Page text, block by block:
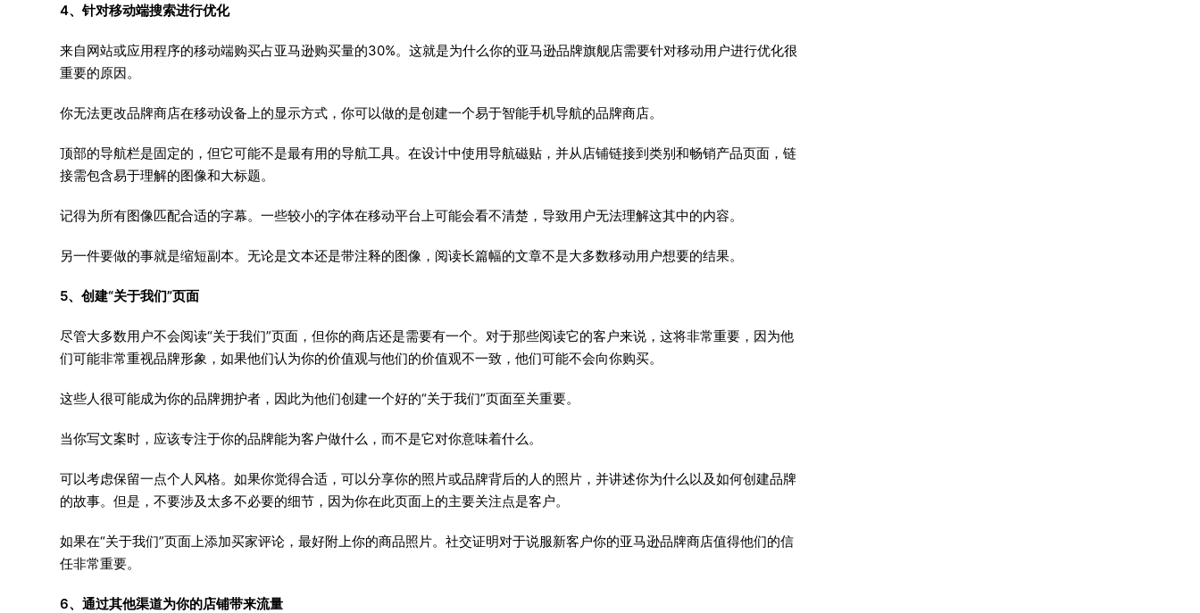
4、针对移动端搜索进行优化
来自网站或应用程序的移动端购买占亚马逊购买量的30%。这就是为什么你的亚马逊品牌旗舰店需要针对移动用户进行优化很
重要的原因。
你无法更改品牌商店在移动设备上的显示方式，你可以做的是创建一个易于智能手机导航的品牌商店。
顶部的导航栏是固定的，但它可能不是最有用的导航工具。在设计中使用导航磁贴，并从店铺链接到类别和畅销产品页面，链
接需包含易于理解的图像和大标题。
记得为所有图像匹配合适的字幕。一些较小的字体在移动平台上可能会看不清楚，导致用户无法理解这其中的内容。
另一件要做的事就是缩短副本。无论是文本还是带注释的图像，阅读长篇幅的文章不是大多数移动用户想要的结果。
5、创建“关于我们”页面
尽管大多数用户不会阅读“关于我们”页面，但你的商店还是需要有一个。对于那些阅读它的客户来说，这将非常重要，因为他
们可能非常重视品牌形象，如果他们认为你的价值观与他们的价值观不一致，他们可能不会向你购买。
这些人很可能成为你的品牌拥护者，因此为他们创建一个好的“关于我们”页面至关重要。
当你写文案时，应该专注于你的品牌能为客户做什么，而不是它对你意味着什么。
可以考虑保留一点个人风格。如果你觉得合适，可以分享你的照片或品牌背后的人的照片，并讲述你为什么以及如何创建品牌
的故事。但是，不要涉及太多不必要的细节，因为你在此页面上的主要关注点是客户。
如果在“关于我们”页面上添加买家评论，最好附上你的商品照片。社交证明对于说服新客户你的亚马逊品牌商店值得他们的信
任非常重要。
6、通过其他渠道为你的店铺带来流量